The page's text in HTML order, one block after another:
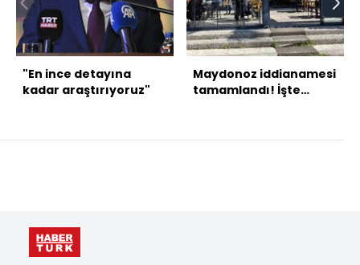
"En ince detayına
kadar araştırıyoruz"
Maydonoz iddianamesi
tamamlandı! İşte